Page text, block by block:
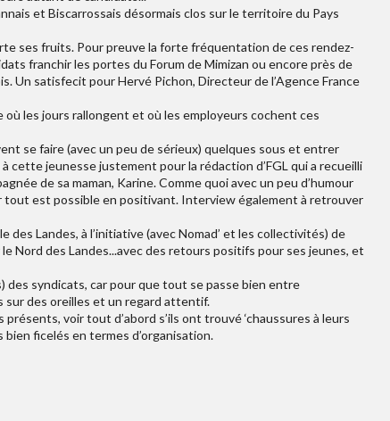
et Biscarrossais désormais clos sur le territoire du Pays
ses fruits. Pour preuve la forte fréquentation de ces rendez-
franchir les portes du Forum de Mimizan ou encore près de
Un satisfecit pour Hervé Pichon, Directeur de l’Agence France
les jours rallongent et où les employeurs cochent ces
se faire (avec un peu de sérieux) quelques sous et entrer
cette jeunesse justement pour la rédaction d’FGL qui a recueilli
de sa maman, Karine. Comme quoi avec un peu d’humour
tout est possible en positivant. Interview également à retrouver
des Landes, à l’initiative (avec Nomad’ et les collectivités) de
Nord des Landes...avec des retours positifs pour ses jeunes, et
des syndicats, car pour que tout se passe bien entre
sur des oreilles et un regard attentif.
voir tout d’abord s’ils ont trouvé ‘chaussures à leurs
ficelés en termes d’organisation.